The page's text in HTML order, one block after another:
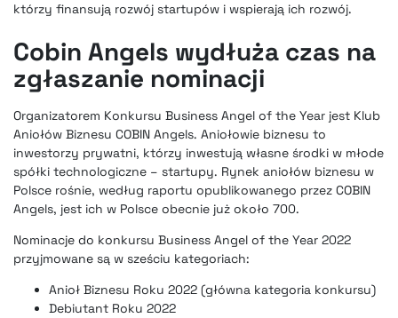
którzy finansują rozwój startupów i wspierają ich rozwój.
Cobin Angels wydłuża czas na
zgłaszanie nominacji
Organizatorem Konkursu Business Angel of the Year jest Klub
Aniołów Biznesu COBIN Angels. Aniołowie biznesu to
inwestorzy prywatni, którzy inwestują własne środki w młode
spółki technologiczne – startupy. Rynek aniołów biznesu w
Polsce rośnie, według raportu opublikowanego przez COBIN
Angels, jest ich w Polsce obecnie już około 700.
Nominacje do konkursu Business Angel of the Year 2022
przyjmowane są w sześciu kategoriach:
Anioł Biznesu Roku 2022 (główna kategoria konkursu)
Debiutant Roku 2022